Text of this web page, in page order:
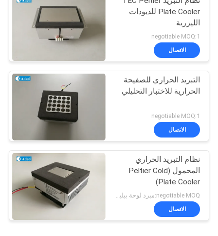
Plate Cooler للديودات
الليزرية
negotiable MOQ:1
الاتصال
التبريد الحراري للصفيحة
الحرارية للاختبار التحليلي
negotiable MOQ:1
الاتصال
نظام التبريد الحراري
المحمول (Peltier Cold
Plate Cooler)
الاتصال